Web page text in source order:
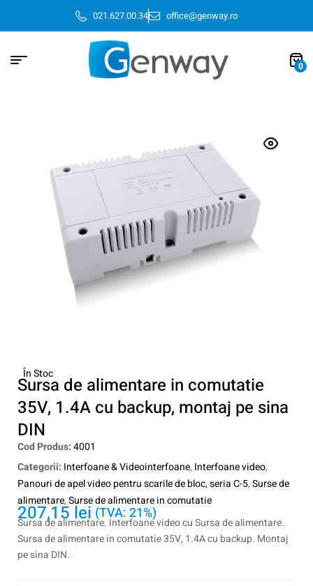
021.627.00.34 office@genway.ro
0
În Stoc
Sursa de alimentare in comutatie
35V, 1.4A cu backup, montaj pe sina
DIN
Cod Produs:4001
Categorii: Interfoane & Videointerfoane, Interfoane video,
Panouri de apel video pentru scarile de bloc, seria C-5,Surse de
alimentare,Surse de alimentare in comutatie
207,15 lei (TVA: 21%)
Sursa de alimentare. Interfoane video cu Sursa de alimentare.
Sursa de alimentare in comutatie 35V, 1.4A cu backup. Montaj
pe sina DIN.